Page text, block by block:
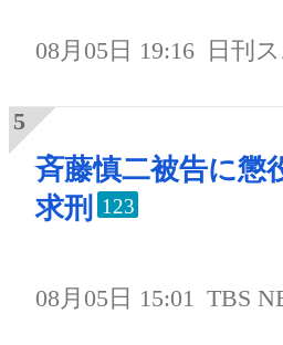
08月05日 19:16 日刊
斉藤慎二被告に懲
求刑
123
08月05日 15:01 TBS